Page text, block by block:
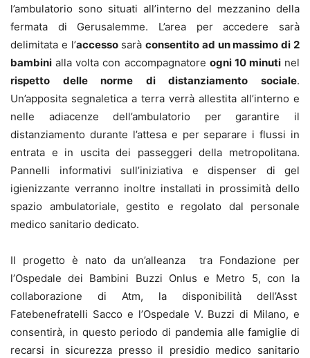
l’ambulatorio sono situati all’interno del mezzanino della
fermata di Gerusalemme. L’area per accedere sarà
delimitata e l’accessosaràconsentito ad un massimo di 2
bambini alla volta con accompagnatore ogni 10 minutinel
rispetto delle norme di distanziamento sociale.
Un’apposita segnaletica a terra verrà allestita all’interno e
nelle adiacenze dell’ambulatorio per garantire il
distanziamento durante l’attesa e per separare i flussi in
entrata e in uscita dei passeggeri della metropolitana.
Pannelli informativi sull’iniziativa e dispenser di gel
igienizzante verranno inoltre installati in prossimità dello
spazio ambulatoriale, gestito e regolato dal personale
medico sanitario dedicato.
Il progetto è nato da un’alleanza tra Fondazione per
l’Ospedale dei Bambini Buzzi Onlus e Metro 5, con la
collaborazione di Atm, la disponibilità dell’Asst
Fatebenefratelli Sacco e l’Ospedale V. Buzzi di Milano, e
consentirà, in questo periodo di pandemia alle famiglie di
recarsi in sicurezza presso il presidio medico sanitario